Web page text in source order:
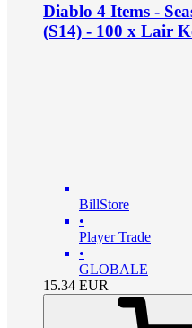
Diablo 4 Items -
(S14) - 100 x Lair
BillStore
•
Player Trade
•
GLOBALE
15.34 EUR